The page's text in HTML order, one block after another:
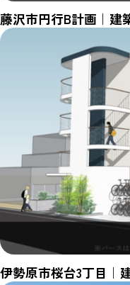
藤沢市円行B計画｜建
伊勢原市桜台3丁目｜